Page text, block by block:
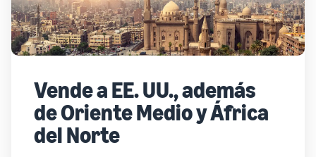
Vende a EE. UU., además
de Oriente Medio y África
del Norte